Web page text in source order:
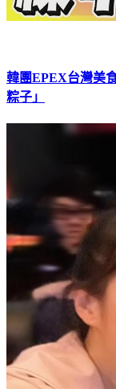
韓團EPEX台灣美
粽子」